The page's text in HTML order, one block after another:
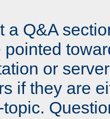
a Q&A
pointed
or
if they are